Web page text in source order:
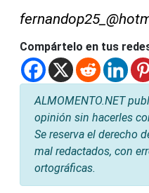
Compártelo en tus
ALMOMENTO.NET
opinión sin hacerles
Se reserva el derecho
mal redactados, con
ortográficas.